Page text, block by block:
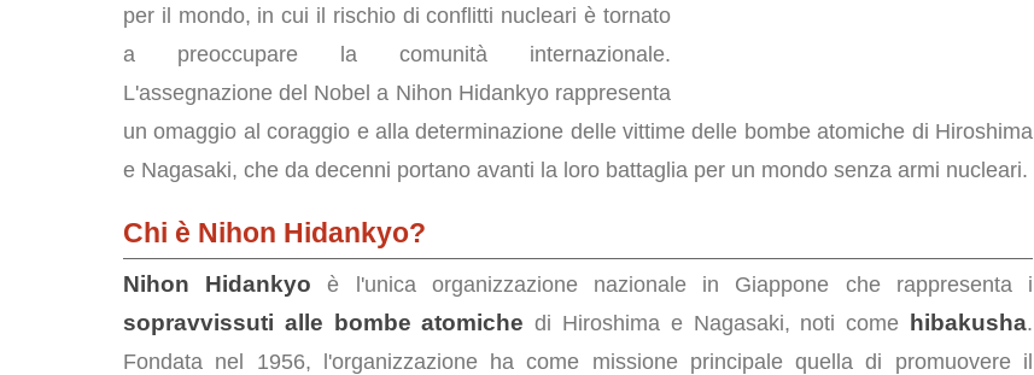
per il mondo, in cui il rischio di conflitti nucleari è tornato
a preoccupare la comunità internazionale.
L'assegnazione del Nobel a Nihon Hidankyo rappresenta
un omaggio al coraggio e alla determinazione delle vittime delle bombe atomiche di Hiroshima
e Nagasaki, che da decenni portano avanti la loro battaglia per un mondo senza armi nucleari.
Chi è Nihon Hidankyo?
Nihon Hidankyo è l'unica organizzazione nazionale in Giappone che rappresenta i
sopravvissuti alle bombe atomiche di Hiroshima e Nagasaki, noti come hibakusha.
Fondata nel 1956, l'organizzazione ha come missione principale quella di promuovere il